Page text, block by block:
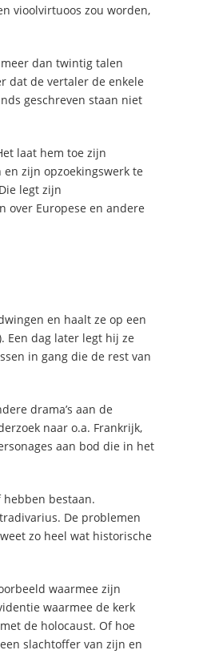
vioolvirtuoos zou worden,
dan twintig talen
dat de vertaler de enkele
geschreven staan niet
laat hem toe zijn
zijn opzoekingswerk te
legt zijn
over Europese en andere
en haalt ze op een
Een dag later legt hij ze
in gang die de rest van
drama’s aan de
naar o.a. Frankrijk,
aan bod die in het
bestaan.
De problemen
zo heel wat historische
waarmee zijn
waarmee de kerk
de holocaust. Of hoe
slachtoffer van zijn en